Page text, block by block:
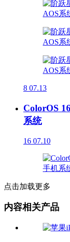
8 07.13
ColorOS
系统
16 07.10
点击加载更多
内容相关产品